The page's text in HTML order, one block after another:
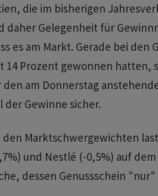
die im bisherigen
daher Gelegenheit für
es am Markt. Gerade bei
14 Prozent gewonnen hatten,
den am Donnerstag
der Gewinne sicher.
den Marktschwergewichten
und Nestlé (-0,5%) auf
dessen Genussschein